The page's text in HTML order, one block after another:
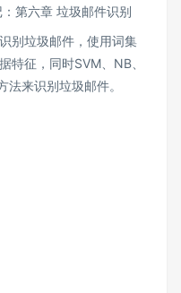
第六章 垃圾邮件识别
别垃圾邮件，使用词集
特征，同时SVM、NB、
来识别垃圾邮件。